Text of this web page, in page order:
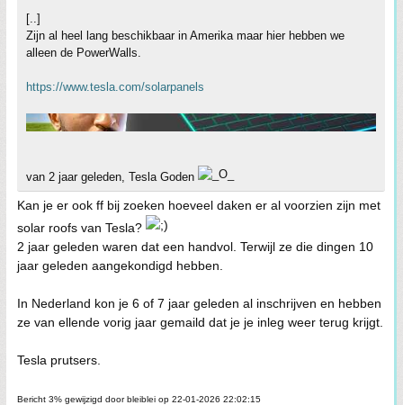
[..]
Zijn al heel lang beschikbaar in Amerika maar hier hebben we
alleen de PowerWalls.
https://www.tesla.com/solarpanels
van 2 jaar geleden, Tesla Goden
Kan je er ook ff bij zoeken hoeveel daken er al voorzien zijn met
solar roofs van Tesla?
2 jaar geleden waren dat een handvol. Terwijl ze die dingen 10
jaar geleden aangekondigd hebben.
In Nederland kon je 6 of 7 jaar geleden al inschrijven en hebben
ze van ellende vorig jaar gemaild dat je je inleg weer terug krijgt.
Tesla prutsers.
Bericht 3% gewijzigd door bleiblei op 22-01-2026 22:02:15